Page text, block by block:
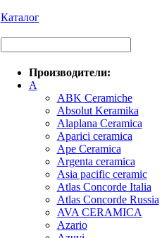
Каталог
Производители:
A
ABK Ceramiche
Absolut Keramika
Alaplana Ceramica
Aparici ceramica
Ape Ceramica
Argenta ceramica
Asia pacific ceramic
Atlas Concorde Italia
Atlas Concorde Russia
AVA CERAMICA
Azario